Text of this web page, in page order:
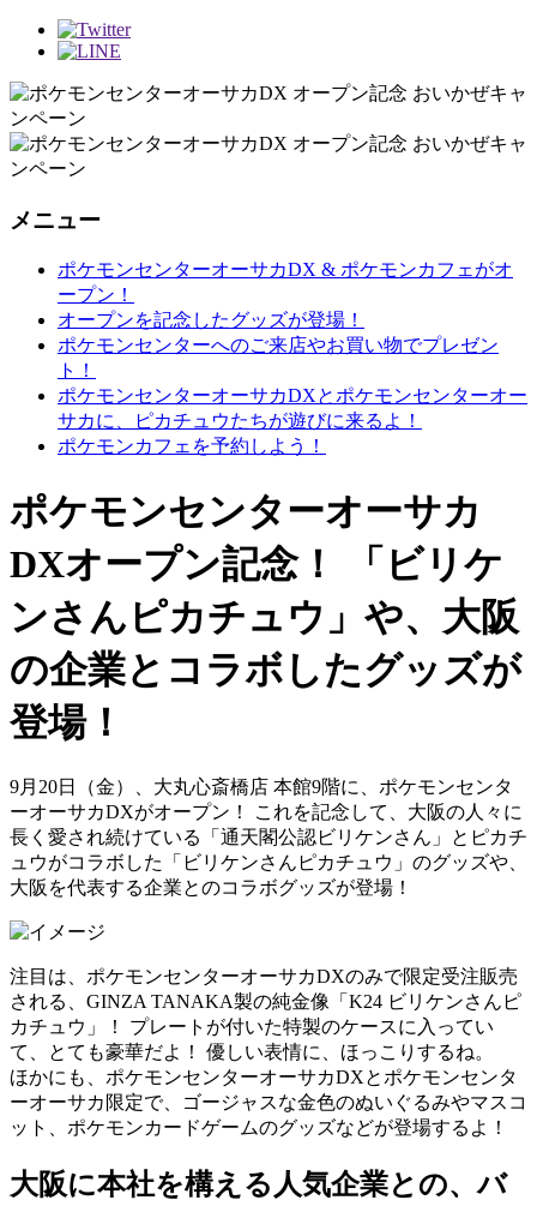
メニュー
ポケモンセンターオーサカDX & ポケモンカフェがオ
ープン！
オープンを記念したグッズが登場！
ポケモンセンターへのご来店やお買い物でプレゼン
ト！
ポケモンセンターオーサカDXとポケモンセンターオー
サカに、ピカチュウたちが遊びに来るよ！
ポケモンカフェを予約しよう！
ポケモンセンターオーサカ
DXオープン記念！ 「ビリケ
ンさんピカチュウ」や、大阪
の企業とコラボしたグッズが
登場！
9月20日（金）、大丸心斎橋店 本館9階に、ポケモンセンタ
ーオーサカDXがオープン！ これを記念して、大阪の人々に
長く愛され続けている「通天閣公認ビリケンさん」とピカチ
ュウがコラボした「ビリケンさんピカチュウ」のグッズや、
大阪を代表する企業とのコラボグッズが登場！
注目は、ポケモンセンターオーサカDXのみで限定受注販売
される、GINZA TANAKA製の純金像「K24 ビリケンさんピ
カチュウ」！ プレートが付いた特製のケースに入ってい
て、とても豪華だよ！ 優しい表情に、ほっこりするね。
ほかにも、ポケモンセンターオーサカDXとポケモンセンタ
ーオーサカ限定で、ゴージャスな金色のぬいぐるみやマスコ
ット、ポケモンカードゲームのグッズなどが登場するよ！
大阪に本社を構える人気企業との、バ